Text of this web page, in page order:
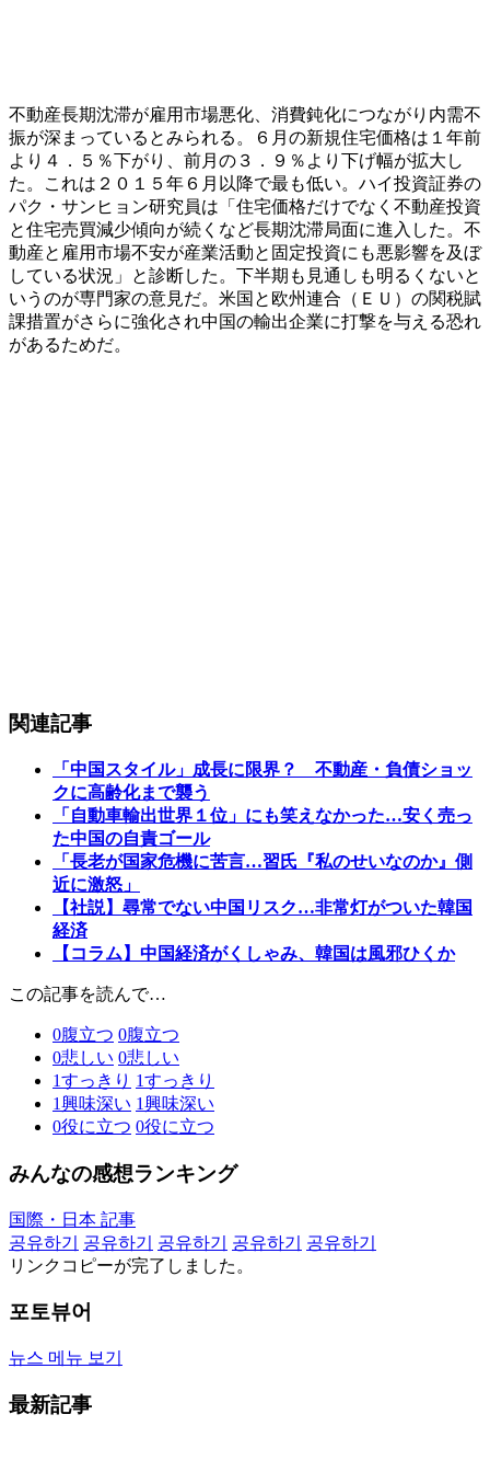
不動産長期沈滞が雇用市場悪化、消費鈍化につながり内需不
振が深まっているとみられる。６月の新規住宅価格は１年前
より４．５％下がり、前月の３．９％より下げ幅が拡大し
た。これは２０１５年６月以降で最も低い。ハイ投資証券の
パク・サンヒョン研究員は「住宅価格だけでなく不動産投資
と住宅売買減少傾向が続くなど長期沈滞局面に進入した。不
動産と雇用市場不安が産業活動と固定投資にも悪影響を及ぼ
している状況」と診断した。下半期も見通しも明るくないと
いうのが専門家の意見だ。米国と欧州連合（ＥＵ）の関税賦
課措置がさらに強化され中国の輸出企業に打撃を与える恐れ
があるためだ。
関連記事
「中国スタイル」成長に限界？ 不動産・負債ショッ
クに高齢化まで襲う
「自動車輸出世界１位」にも笑えなかった…安く売っ
た中国の自責ゴール
「長老が国家危機に苦言…習氏『私のせいなのか』側
近に激怒」
【社説】尋常でない中国リスク…非常灯がついた韓国
経済
【コラム】中国経済がくしゃみ、韓国は風邪ひくか
この記事を読んで…
0腹立つ 0腹立つ
0悲しい 0悲しい
1すっきり 1すっきり
1興味深い 1興味深い
0役に立つ 0役に立つ
みんなの感想ランキング
国際・日本 記事
공유하기
공유하기 공유하기 공유하기
공유하기
リンクコピーが完了しました。
포토뷰어
뉴스 메뉴 보기
最新記事